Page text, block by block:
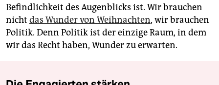
Befindlichkeit des Augenblicks ist. Wir brauchen
nicht das Wunder von Weihnachten, wir brauchen
Politik. Denn Politik ist der einzige Raum, in dem
wir das Recht haben, Wunder zu erwarten.